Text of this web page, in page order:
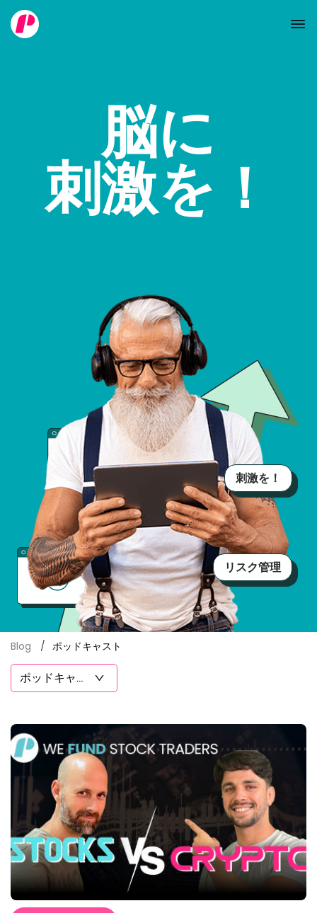
脳に
刺激を！
リスク管理
刺激を！
Blog ポッドキャスト
ポッドキャス
ト